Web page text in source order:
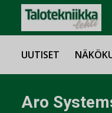
UUTISET
Aro